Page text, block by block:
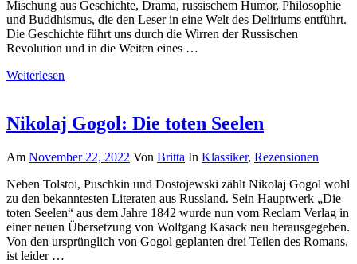
Mischung aus Geschichte, Drama, russischem Humor, Philosophie
und Buddhismus, die den Leser in eine Welt des Deliriums entführt.
Die Geschichte führt uns durch die Wirren der Russischen
Revolution und in die Weiten eines …
Weiterlesen
Nikolaj Gogol: Die toten Seelen
Am November 22, 2022 Von Britta In Klassiker, Rezensionen
Neben Tolstoi, Puschkin und Dostojewski zählt Nikolaj Gogol wohl
zu den bekanntesten Literaten aus Russland. Sein Hauptwerk „Die
toten Seelen“ aus dem Jahre 1842 wurde nun vom Reclam Verlag in
einer neuen Übersetzung von Wolfgang Kasack neu herausgegeben.
Von den ursprünglich von Gogol geplanten drei Teilen des Romans,
ist leider …